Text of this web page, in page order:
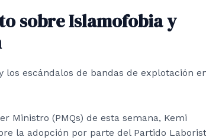
sobre Islamofobia y
Ministro (PMQs) de esta semana, Kemi
la adopción por parte del Partido